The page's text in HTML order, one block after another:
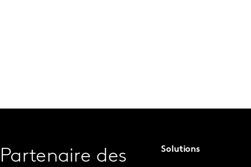
Partenaire des
Solutions